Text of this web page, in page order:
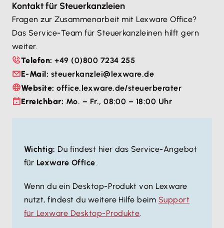
Kontakt für Steuerkanzleien
Fragen zur Zusammenarbeit mit Lexware Office?
Das Service-Team für Steuerkanzleinen hilft gern
weiter.
Telefon: +49 (0)800 7234 255
E-Mail: steuerkanzlei@lexware.de
Website: office.lexware.de/steuerberater
Erreichbar: Mo. – Fr., 08:00 – 18:00 Uhr
Wichtig: Du findest hier das Service-Angebot
für Lexware Office.
Wenn du ein Desktop-Produkt von Lexware
nutzt, findest du weitere Hilfe beim Support
für Lexware Desktop-Produkte.